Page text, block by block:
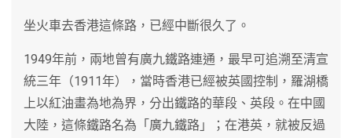
坐火車去香港這條路，已經中斷很久了。
1949年前，兩地曾有廣九鐵路連通，最早可追溯至清宣
統三年（1911年），當時香港已經被英國控制，羅湖橋
上以紅油畫為地為界，分出鐵路的華段、英段。在中國
大陸，這條鐵路名為「廣九鐵路」；在港英，就被反過